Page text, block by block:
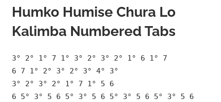
Humko Humise Chura Lo
Kalimba Numbered Tabs
3° 2° 1° 7 1° 3° 2° 3° 2° 1° 6 1° 7
6 7 1° 2° 3° 2° 3° 4° 3°
3° 2° 3° 2° 1° 7 1° 5 6
6 5° 3° 5 6 5° 3° 5 6 5° 3° 5 6 5° 3° 5 6